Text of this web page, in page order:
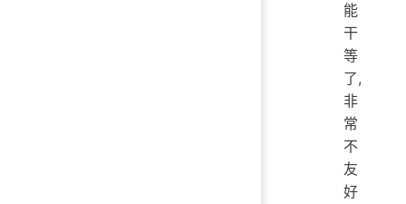
能
干
等
了,
非
常
不
友
好